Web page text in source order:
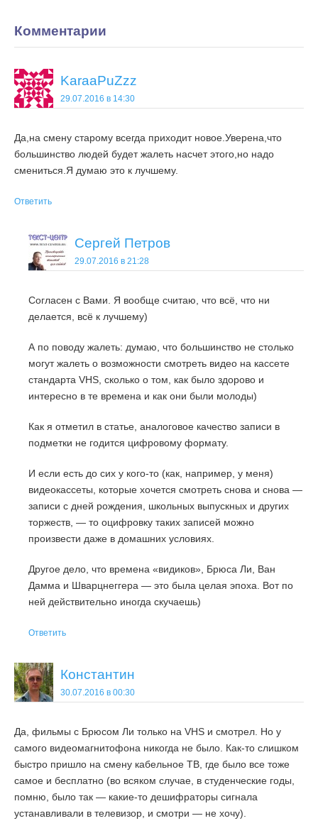
Комментарии
KaraaPuZzz
29.07.2016 в 14:30
Да,на смену старому всегда приходит новое.Уверена,что
большинство людей будет жалеть насчет этого,но надо
смениться.Я думаю это к лучшему.
Ответить
Сергей Петров
29.07.2016 в 21:28
Согласен с Вами. Я вообще считаю, что всё, что ни
делается, всё к лучшему)
А по поводу жалеть: думаю, что большинство не столько
могут жалеть о возможности смотреть видео на кассете
стандарта VHS, сколько о том, как было здорово и
интересно в те времена и как они были молоды)
Как я отметил в статье, аналоговое качество записи в
подметки не годится цифровому формату.
И если есть до сих у кого-то (как, например, у меня)
видеокассеты, которые хочется смотреть снова и снова —
записи с дней рождения, школьных выпускных и других
торжеств, — то оцифровку таких записей можно
произвести даже в домашних условиях.
Другое дело, что времена «видиков», Брюса Ли, Ван
Дамма и Шварцнеггера — это была целая эпоха. Вот по
ней действительно иногда скучаешь)
Ответить
Константин
30.07.2016 в 00:30
Да, фильмы с Брюсом Ли только на VHS и смотрел. Но у
самого видеомагнитофона никогда не было. Как-то слишком
быстро пришло на смену кабельное ТВ, где было все тоже
самое и бесплатно (во всяком случае, в студенческие годы,
помню, было так — какие-то дешифраторы сигнала
устанавливали в телевизор, и смотри — не хочу).